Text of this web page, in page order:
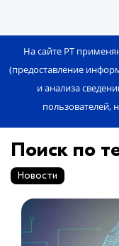
На сайте РТ
(предоставление
и анализа
пользователей,
Поиск по
Новости